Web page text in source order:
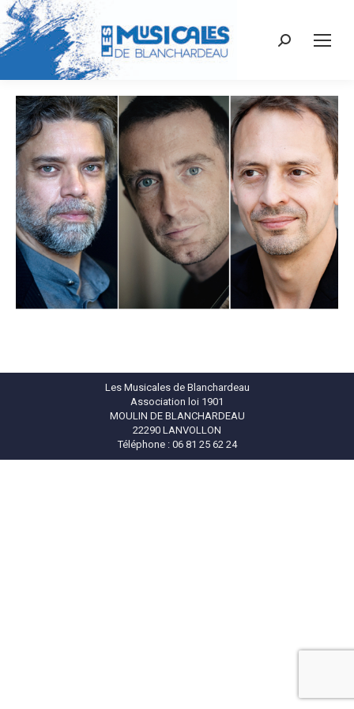
Recherche
Les Musicales de Blanchardeau
Association loi 1901
MOULIN DE BLANCHARDEAU
22290 LANVOLLON
Téléphone : 06 81 25 62 24